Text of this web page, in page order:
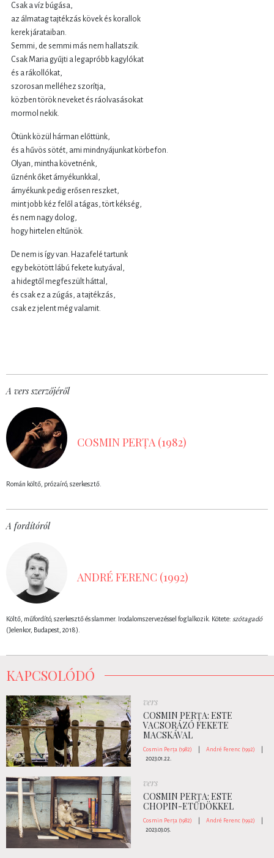
Csak a víz búgása,
az álmatag tajtékzás kövek és korallok
kerek járataiban.
Semmi, de semmi más nem hallatszik.
Csak Maria gyűjti a legapróbb kagylókat
és a rákollókat,
szorosan melléhez szorítja,
közben török neveket és ráolvasásokat
mormol nekik.
Ötünk közül hárman előttünk,
és a hűvös sötét, ami mindnyájunkat körbefon.
Olyan, mintha követnénk,
űznénk őket árnyékunkkal,
árnyékunk pedig erősen reszket,
mint jobb kéz felől a tágas, tört kékség,
és nem nagy dolog,
hogy hirtelen eltűnök.
De nem is így van. Hazafelé tartunk
egy bekötött lábú fekete kutyával,
a hidegtől megfeszült háttal,
és csak ez a zúgás, a tajtékzás,
csak ez jelent még valamit.
A vers szerzőjéről
COSMIN PERȚA (1982)
Román költő, prózaíró, szerkesztő.
A fordítóról
ANDRÉ FERENC (1992)
Költő, műfordító, szerkesztő és slammer. Irodalomszervezéssel foglalkozik. Kötete: szótagadó
(Jelenkor, Budapest, 2018).
KAPCSOLÓDÓ
vers
COSMIN PERŢA: ESTE
VACSORÁZÓ FEKETE
MACSKÁVAL
Cosmin Perța (1982) André Ferenc (1992)
2023.01.22.
vers
COSMIN PERȚA: ESTE
CHOPIN-ETŰDÖKKEL
Cosmin Perța (1982) André Ferenc (1992)
2023.03.05.